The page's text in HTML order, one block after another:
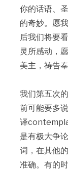
你的话语、
的奇妙。愿
后我们将要
灵所感动，
美主，祷告
我们第五次
前可能要多
译
是有极大争
词，在其他
准确。有的